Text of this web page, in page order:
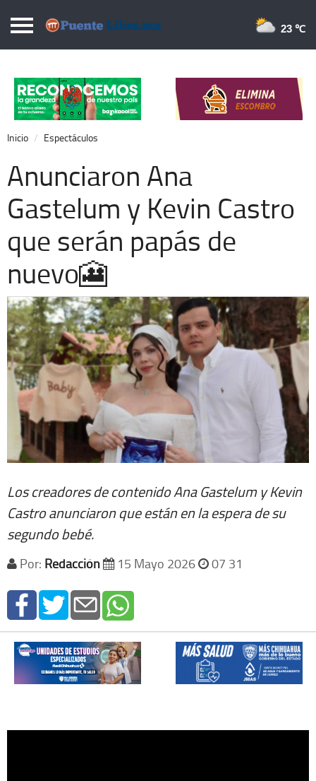
Puentelibre.mx
Local
Nacional
Opinión
Cronos
Economía
Deportes
Extra +
23 ℃
Inicio Espectáculos
Anunciaron Ana
Gastelum y Kevin Castro
que serán papás de
nuevo🎦
Los creadores de contenido Ana Gastelum y Kevin
Castro anunciaron que están en la espera de su
segundo bebé.
Por: Redacción 15 Mayo 2026 07 31